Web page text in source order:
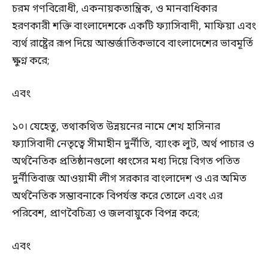
চরম গণবিরোধী, একনায়কতান্ত্রিক, ও মানবাধিকার
হরণকারী শক্তি বাংলাদেশকে একটি ফ্যাসিবাদী, মাফিয়া এবং
ব্যর্থ রাষ্ট্রের রূপ দিয়ে আন্তর্জাতিকভাবে বাংলাদেশের ভাবমূর্তি
ক্ষুণ্ন করে;
এবং
১০। যেহেতু, তথাকথিত উন্নয়নের নামে শেখ হাসিনার
ফ্যাসিবাদী নেতৃত্বে সীমাহীন দুর্নীতি, ব্যাংক লুট, অর্থ পাচার ও
অর্থনৈতিক প্রতিষ্ঠানগুলো ধ্বংসের মধ্য দিয়ে বিগত পতিত
দুর্নীতিবাজ আওয়ামী লীগ সরকার বাংলাদেশ ও এর অমিত
অর্থনৈতিক সম্ভাবনাকে বিপর্যস্ত করে তোলে এবং এর
পরিবেশ, প্রাণবৈচিত্র্য ও জলবায়ুকে বিপন্ন করে;
এবং